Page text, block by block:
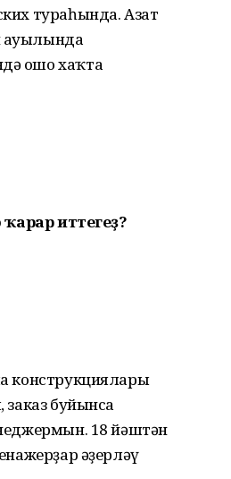
тураһында. Азат
ауылында
ошо хаҡта
ҡарар иттегеҙ?
конструкциялары
буйынса
18 йәштән
әҙерләү